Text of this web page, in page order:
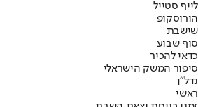
לייף סטייל
הורוסקופ
שישבת
סוף שבוע
כדאי להכיר
סיפור המשק הישראלי
נדל"ן
ראשי